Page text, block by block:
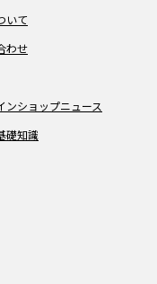
いて
わせ
ンショップニュース
礎知識